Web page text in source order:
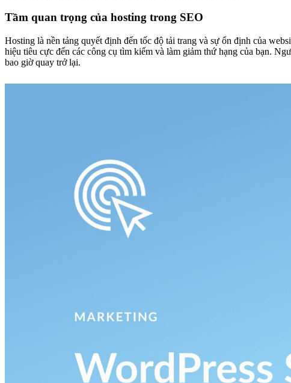
Tầm quan trọng của hosting trong SEO
Hosting là nền tảng quyết định đến tốc độ tải trang và sự ổn định của
hiệu tiêu cực đến các công cụ tìm kiếm và làm giảm thứ hạng của bạn.
bao giờ quay trở lại.